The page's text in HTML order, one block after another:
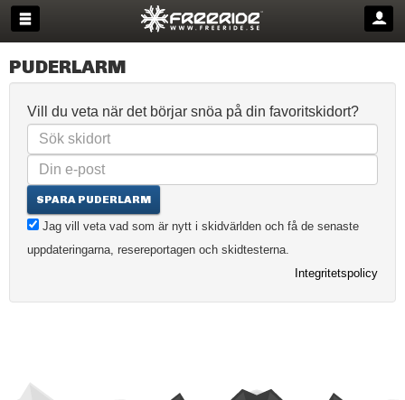
PUDERLARM
Vill du veta när det börjar snöa på din favoritskidort?
SPARA PUDERLARM
Jag vill veta vad som är nytt i skidvärlden och få de senaste
uppdateringarna, resereportagen och skidtesterna.
Integritetspolicy